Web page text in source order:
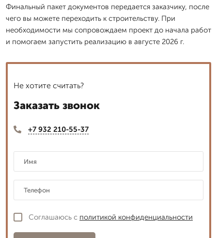
Финальный пакет документов передается заказчику, после
чего вы можете переходить к строительству. При
необходимости мы сопровождаем проект до начала работ
и помогаем запустить реализацию в августе 2026 г.
Не хотите считать?
Заказать звонок
+7 932 210-55-37
Соглашаюсь с политикой конфиденциальности